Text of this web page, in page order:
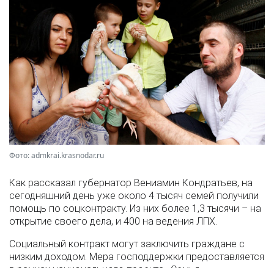
Фото: admkrai.krasnodar.ru
Как рассказал губернатор Вениамин Кондратьев, на
сегодняшний день уже около 4 тысяч семей получили
помощь по соцконтракту. Из них более 1,3 тысячи – на
открытие своего дела, и 400 на ведения ЛПХ.
Социальный контракт могут заключить граждане с
низким доходом. Мера господдержки предоставляется